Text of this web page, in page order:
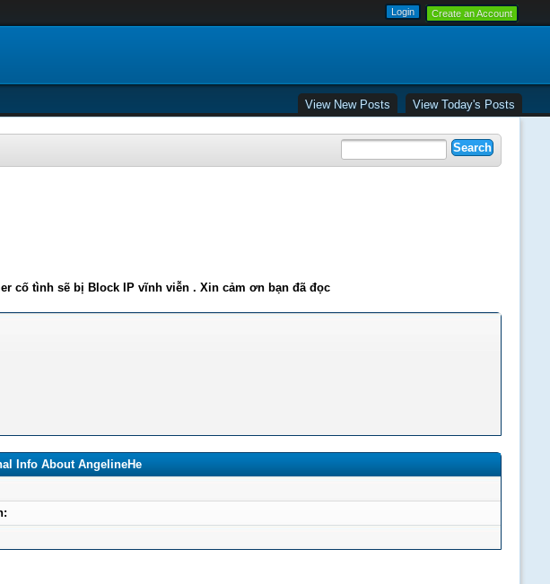
Create an Account
View New Posts View Today's Posts
cố tình sẽ bị Block IP vĩnh viễn . Xin cảm ơn bạn đã đọc
Info About AngelineHe